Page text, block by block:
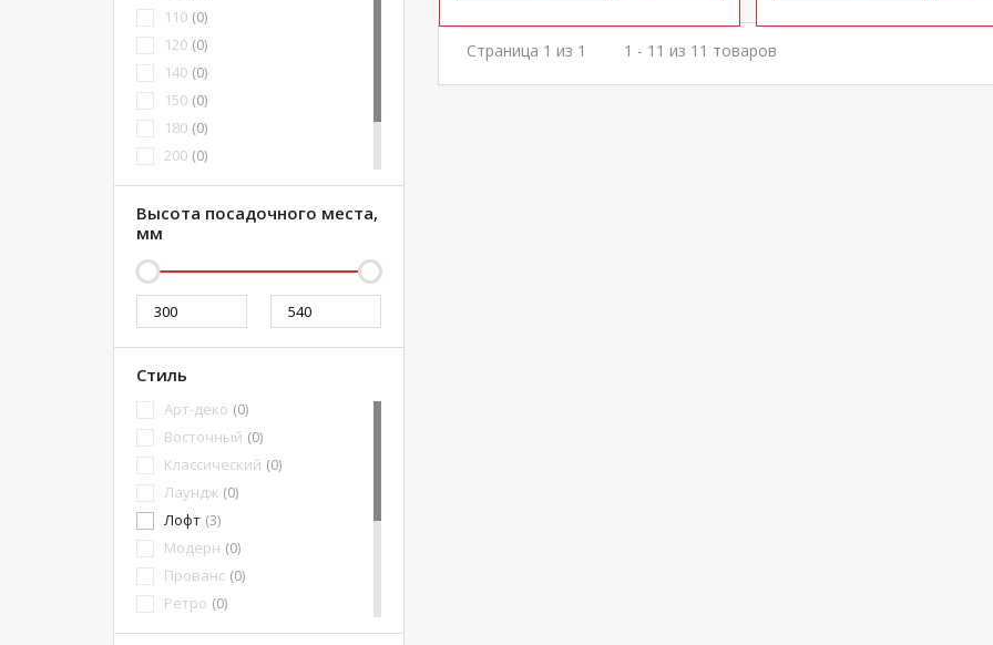
Страница 1 из 1 1 - 11 из 11 товаров
110 (0)
120 (0)
140 (0)
150 (0)
180 (0)
200 (0)
300(0)
240(0)
Высота посадочного места,
мм
Стиль
Арт-деко (0)
Восточный (0)
Классический (0)
Лаундж (0)
Лофт (3)
Модерн (0)
Прованс (0)
Ретро (0)
Хай-Тек(0)